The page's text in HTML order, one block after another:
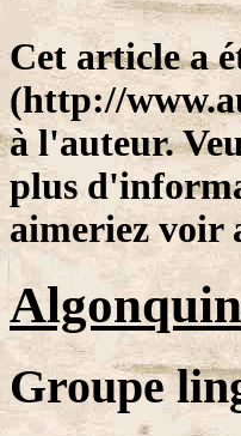
Cet article a
(http://
à l'auteur.
plus
aimeriez voir
Groupe